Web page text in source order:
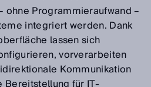
ohne Programmieraufwand –
integriert werden. Dank
lassen sich
vorverarbeiten
Kommunikation